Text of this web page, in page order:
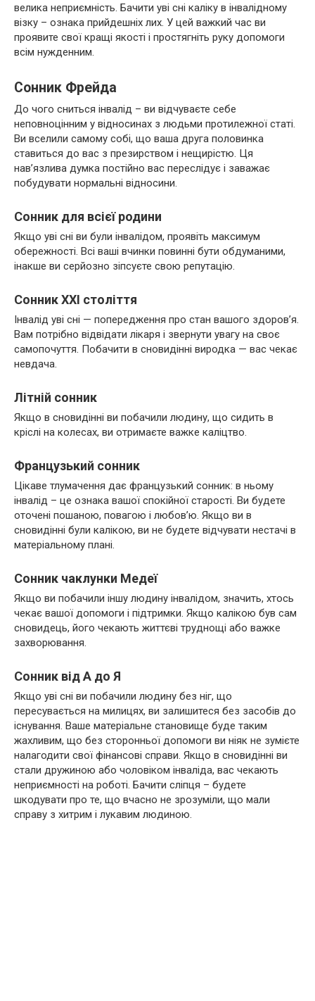
велика неприємність. Бачити уві сні каліку в інвалідному
візку – ознака прийдешніх лих. У цей важкий час ви
проявите свої кращі якості і простягніть руку допомоги
всім нужденним.
Сонник Фрейда
До чого сниться інвалід – ви відчуваєте себе
неповноцінним у відносинах з людьми протилежної статі.
Ви вселили самому собі, що ваша друга половинка
ставиться до вас з презирством і нещирістю. Ця
нав’язлива думка постійно вас переслідує і заважає
побудувати нормальні відносини.
Сонник для всієї родини
Якщо уві сні ви були інвалідом, проявіть максимум
обережності. Всі ваші вчинки повинні бути обдуманими,
інакше ви серйозно зіпсуєте свою репутацію.
Сонник ХХІ століття
Інвалід уві сні — попередження про стан вашого здоров’я.
Вам потрібно відвідати лікаря і звернути увагу на своє
самопочуття. Побачити в сновидінні виродка — вас чекає
невдача.
Літній сонник
Якщо в сновидінні ви побачили людину, що сидить в
кріслі на колесах, ви отримаєте важке каліцтво.
Французький сонник
Цікаве тлумачення дає французький сонник: в ньому
інвалід – це ознака вашої спокійної старості. Ви будете
оточені пошаною, повагою і любов’ю. Якщо ви в
сновидінні були калікою, ви не будете відчувати нестачі в
матеріальному плані.
Сонник чаклунки Медеї
Якщо ви побачили іншу людину інвалідом, значить, хтось
чекає вашої допомоги і підтримки. Якщо калікою був сам
сновидець, його чекають життєві труднощі або важке
захворювання.
Сонник від А до Я
Якщо уві сні ви побачили людину без ніг, що
пересувається на милицях, ви залишитеся без засобів до
існування. Ваше матеріальне становище буде таким
жахливим, що без сторонньої допомоги ви ніяк не зумієте
налагодити свої фінансові справи. Якщо в сновидінні ви
стали дружиною або чоловіком інваліда, вас чекають
неприємності на роботі. Бачити сліпця – будете
шкодувати про те, що вчасно не зрозуміли, що мали
справу з хитрим і лукавим людиною.